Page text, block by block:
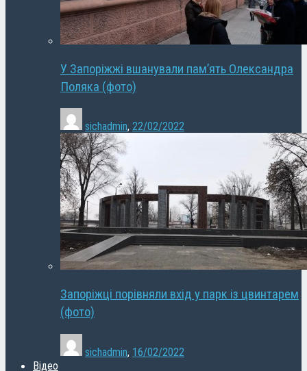
У Запоріжжі вшанували пам’ять Олександра
Поляка (фото)
sichadmin, 22/02/2022
Запоріжці порівняли вхід у парк із цвинтарем
(фото)
sichadmin, 16/02/2022
Відео